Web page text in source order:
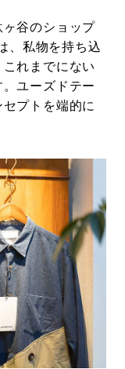
ヶ谷のショップ
、私物を持ち込
れまでにない
ユーズドテー
プトを端的に